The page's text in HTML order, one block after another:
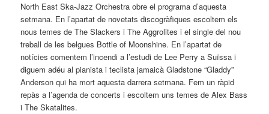
North East Ska-Jazz Orchestra obre el programa d’aquesta
setmana. En l’apartat de novetats discogràfiques escoltem els
nous temes de The Slackers i The Aggrolites i el single del nou
treball de les belgues Bottle of Moonshine. En l’apartat de
notícies comentem l’incendi a l’estudi de Lee Perry a Suïssa i
diguem adéu al pianista i teclista jamaicà Gladstone “Gladdy”
Anderson qui ha mort aquesta darrera setmana. Fem un ràpid
repàs a l’agenda de concerts i escoltem uns temes de Alex Bass
i The Skatalites.